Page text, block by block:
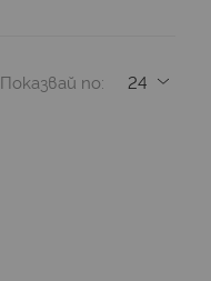
Показвай по